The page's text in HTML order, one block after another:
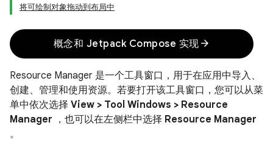
将可绘制对象拖动到布局中
概念和 Jetpack Compose 实现 arrow_forward
Resource Manager 是一个工具窗口，用于在应用中导入、
创建、管理和使用资源。若要打开该工具窗口，您可以从菜
单中依次选择 View > Tool Windows > Resource
Manager ，也可以在左侧栏中选择 Resource Manager
。